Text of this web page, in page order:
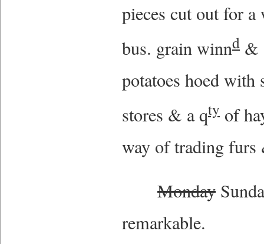
pieces cut out for
bus. grain winnd &
potatoes hoed with
stores & a qty of
way of trading
Monday
remarkable.